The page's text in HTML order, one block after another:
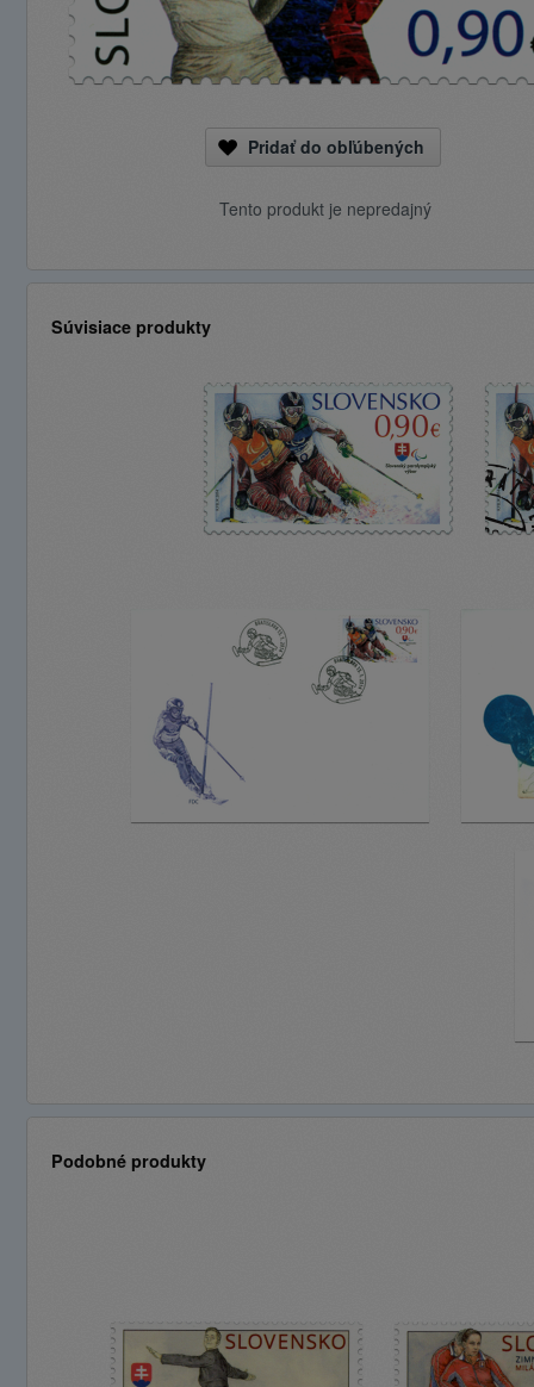
Pridať do obľúbených
Tento produkt je nepredajný
Súvisiace produkty
Podobné produkty